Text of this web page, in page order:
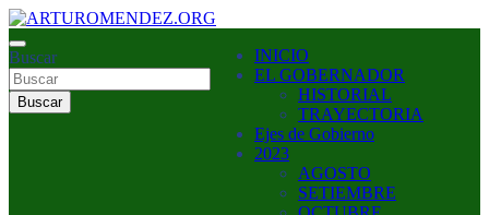
Saltar
al
contenido
ARTUROMENDEZ.ORG
ARTURO MENDEZ GOBERNADOR 2023
Buscar
Buscar
INICIO
EL GOBERNADOR
HISTORIAL
TRAYECTORIA
Ejes de Gobierno
2023
AGOSTO
SETIEMBRE